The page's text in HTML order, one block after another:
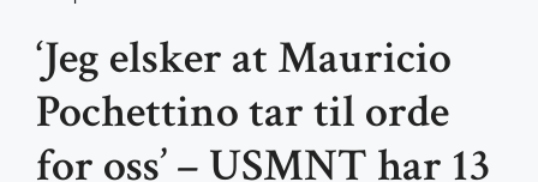
‘Jeg elsker at Mauricio
Pochettino tar til orde
for oss’ – USMNT har 13